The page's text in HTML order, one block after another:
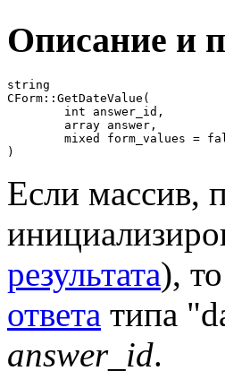
Описание и
string
CForm::GetDateValue(
)
Если массив,
результата),
ответа типа
answer_id.